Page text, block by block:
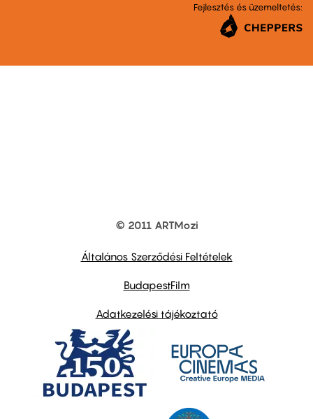
Fejlesztés és üzemeltetés:
© 2011 ARTMozi
Általános Szerződési Feltételek
BudapestFilm
Adatkezelési tájékoztató